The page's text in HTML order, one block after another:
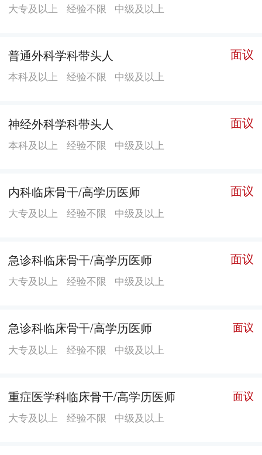
大专及以上 经验不限 中级及以上
普通外科学科带头人 面议
本科及以上 经验不限 中级及以上
神经外科学科带头人 面议
本科及以上 经验不限 中级及以上
内科临床骨干/高学历医师 面议
大专及以上 经验不限 中级及以上
急诊科临床骨干/高学历医师 面议
大专及以上 经验不限 中级及以上
急诊科临床骨干/高学历医师 面议
大专及以上 经验不限 中级及以上
重症医学科临床骨干/高学历医师 面议
大专及以上 经验不限 中级及以上